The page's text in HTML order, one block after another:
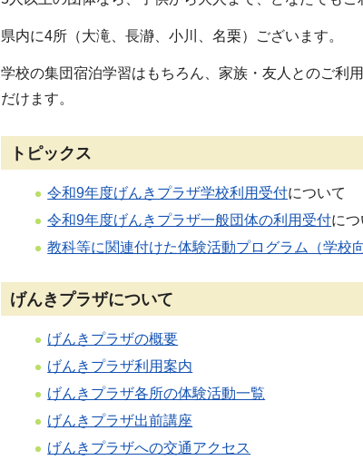
県内に4所（大滝、長瀞、小川、名栗）ございます。
学校の集団宿泊学習はもちろん、家族・友人とのご利
だけます。
トピックス
令和9年度げんきプラザ学校利用受付について
令和9年度げんきプラザ一般団体の利用受付につ
教科等に関連付けた体験活動プログラム（学校
げんきプラザについて
げんきプラザの概要
げんきプラザ利用案内
げんきプラザ各所の体験活動一覧
げんきプラザ出前講座
げんきプラザへの交通アクセス